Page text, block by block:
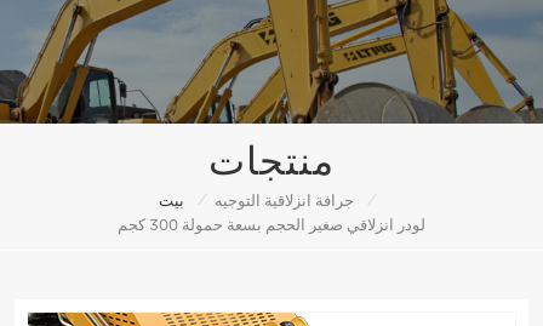
منتجات
بيت / جرافة انزلاقية التوجيه
/
لودر انزلاقي صغير الحجم بسعة حمولة 300 كجم